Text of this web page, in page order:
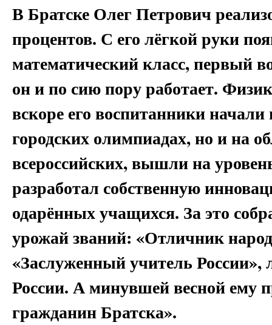
В Братске Олег Петрович
процентов. С его лёгкой руки
математический класс, первый
он и по сию пору работает.
вскоре его воспитанники
городских олимпиадах, но и на
всероссийских, вышли на
разработал собственную
одарённых учащихся. За это
урожай званий: «Отличник
«Заслуженный учитель России»,
России. А минувшей весной ему
гражданин Братска».